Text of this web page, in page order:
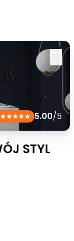
5.00/5
STYL